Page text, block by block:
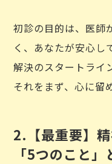
初診の目的は、医師
く、あなたが安心し
解決のスタートライ
それをまず、心に留
2.【最重要】
「5つのこと